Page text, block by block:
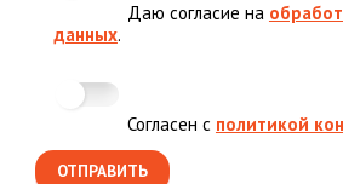
Даю согласие на
данных.
Согласен с политикой